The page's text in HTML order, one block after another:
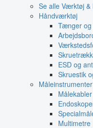
Se alle Værktøj &
Håndværktøj
Tænger og
ESD og
Skruestik
Måleinstrumenter
Multimetre